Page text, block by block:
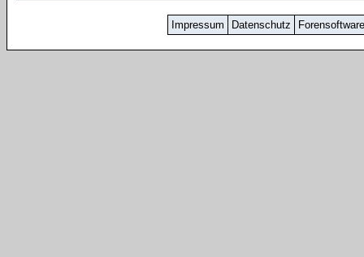
Impressum Datenschutz